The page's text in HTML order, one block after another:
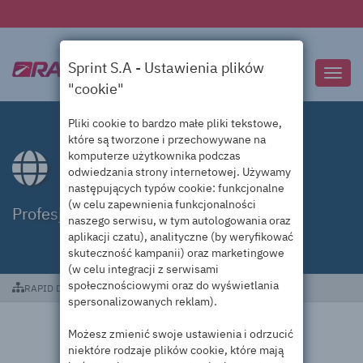
Domeny .support
Profesjonalna obsługa domen .support
RAPID DC Domeny .support
Sprint S.A - Ustawienia plików
"cookie"
Pliki cookie to bardzo małe pliki tekstowe,
które są tworzone i przechowywane na
komputerze użytkownika podczas
odwiedzania strony internetowej. Używamy
następujących typów cookie: funkcjonalne
(w celu zapewnienia funkcjonalności
naszego serwisu, w tym autologowania oraz
aplikacji czatu), analityczne (by weryfikować
skuteczność kampanii) oraz marketingowe
(w celu integracji z serwisami
społecznościowymi oraz do wyświetlania
spersonalizowanych reklam).
Możesz zmienić swoje ustawienia i odrzucić
niektóre rodzaje plików cookie, które mają